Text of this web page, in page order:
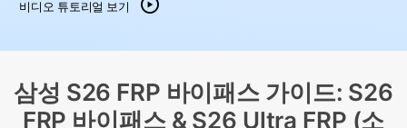
합니다.
리소스 허브
3,000개 이상의 사용 가이드, 전문가 팁 및 최
무료 다운로드 로그인
검색하기
비디오 튜토리얼 보기
삼성 S26 FRP 바이패스 가이드: S26
FRP 바이패스 & S26 Ultra FRP (소